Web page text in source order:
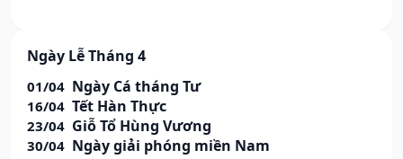
Ngày Lễ Tháng 4
01/04 Ngày Cá tháng Tư
16/04 Tết Hàn Thực
23/04 Giỗ Tổ Hùng Vương
30/04 Ngày giải phóng miền Nam